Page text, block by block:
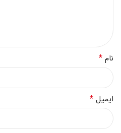
نام *
ایمیل *